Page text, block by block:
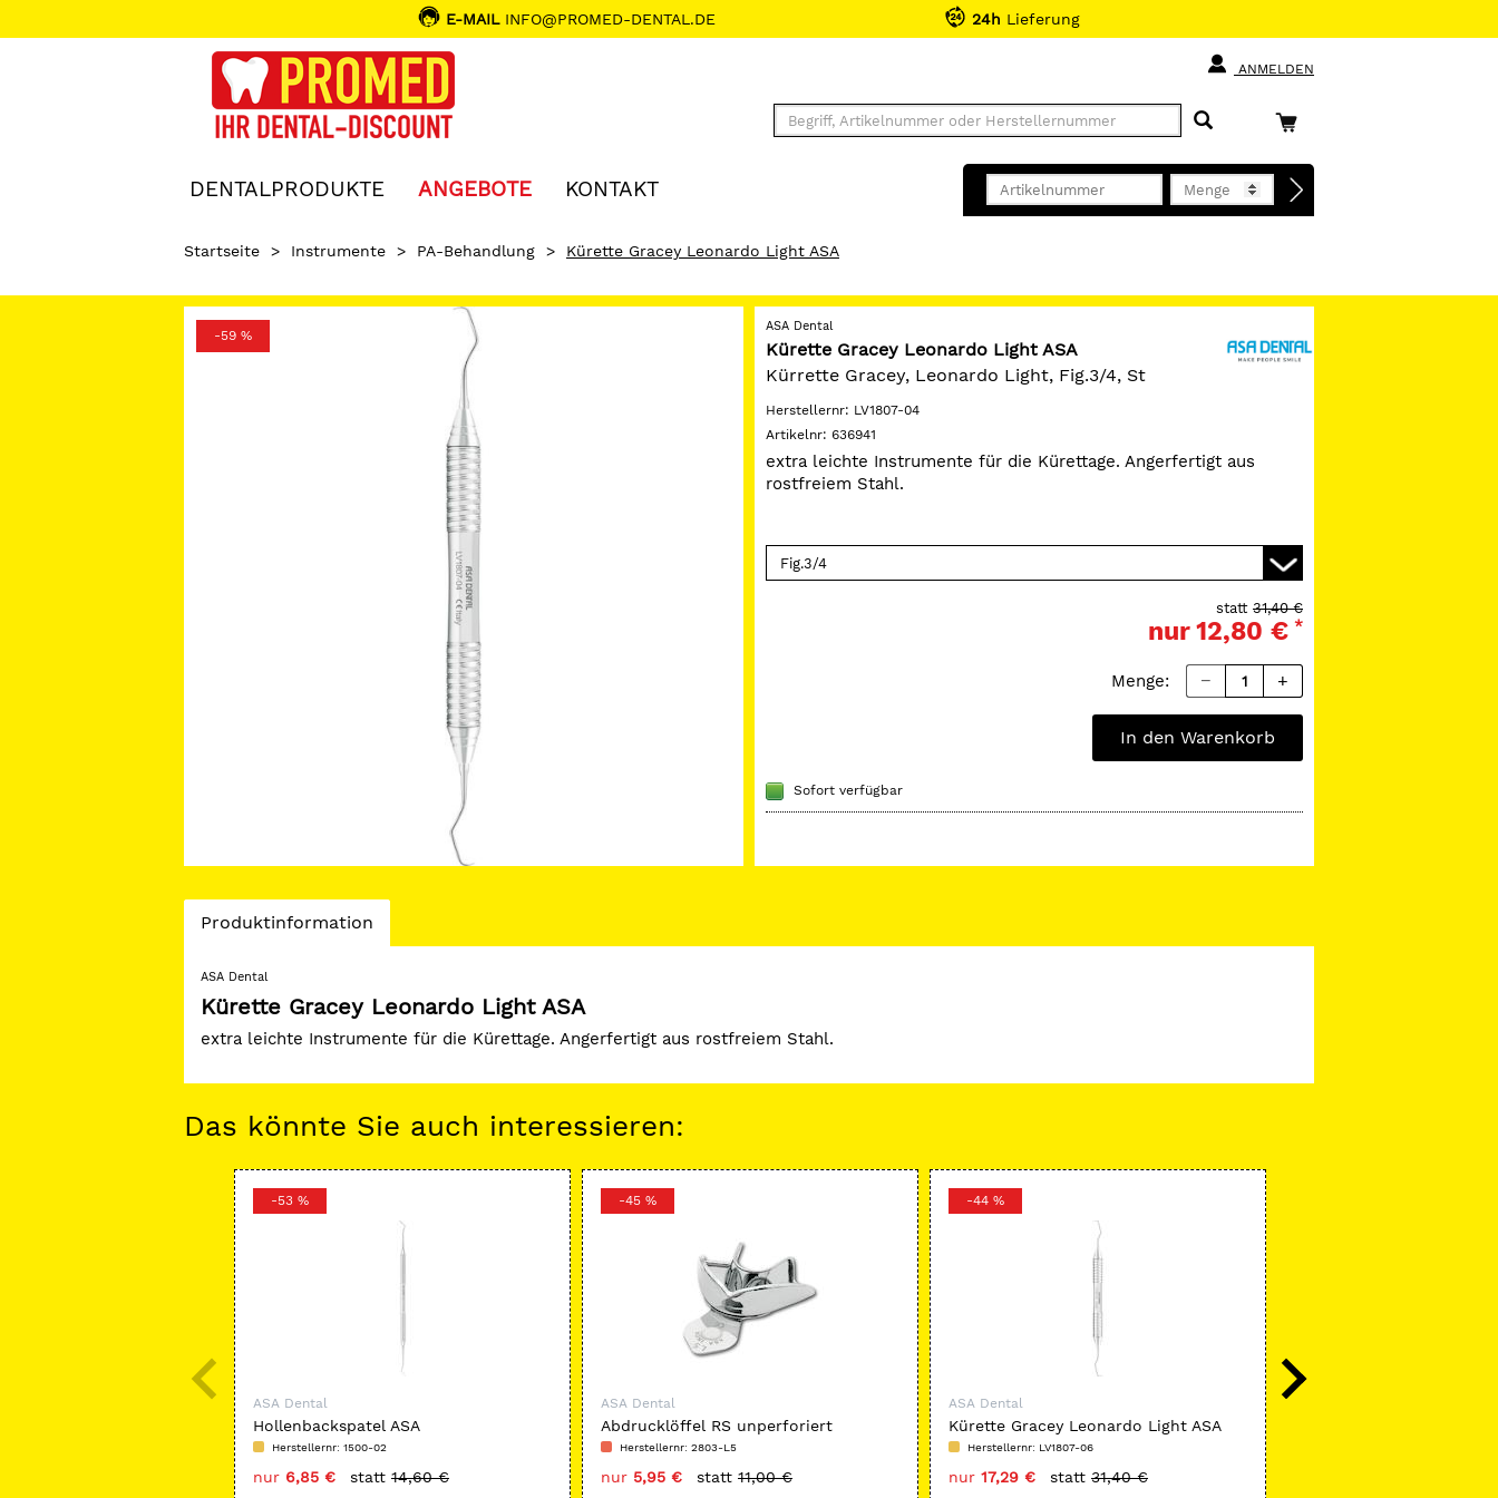
E-MAILINFO@PROMED-DENTAL.DE 24h Lieferung
ANMELDEN
DENTALPRODUKTE ANGEBOTE KONTAKT
Startseite > Instrumente > PA-Behandlung > Kürette Gracey Leonardo Light ASA
-59 %
ASA Dental
Kürette Gracey Leonardo Light ASA
Kürrette Gracey, Leonardo Light, Fig.3/4, St
Herstellernr: LV1807-04
Artikelnr: 636941
extra leichte Instrumente für die Kürettage. Angerfertigt aus
rostfreiem Stahl.
31,40 €
statt
nur12,80 € *
Menge:
In den Warenkorb
Sofort verfügbar
Current
Produktinformation
ASA Dental
Kürette Gracey Leonardo Light ASA
extra leichte Instrumente für die Kürettage. Angerfertigt aus rostfreiem Stahl.
Das könnte Sie auch interessieren:
-53 %
ASA Dental
Hollenbackspatel ASA
Herstellernr: 1500-02
nur 6,85 € statt 14,60 €
-45 %
ASA Dental
Abdrucklöffel RS unperforiert
Herstellernr: 2803-L5
nur 5,95 € statt 11,00 €
-44 %
ASA Dental
Kürette Gracey Leonardo Light ASA
Herstellernr: LV1807-06
nur 17,29 € statt 31,40 €